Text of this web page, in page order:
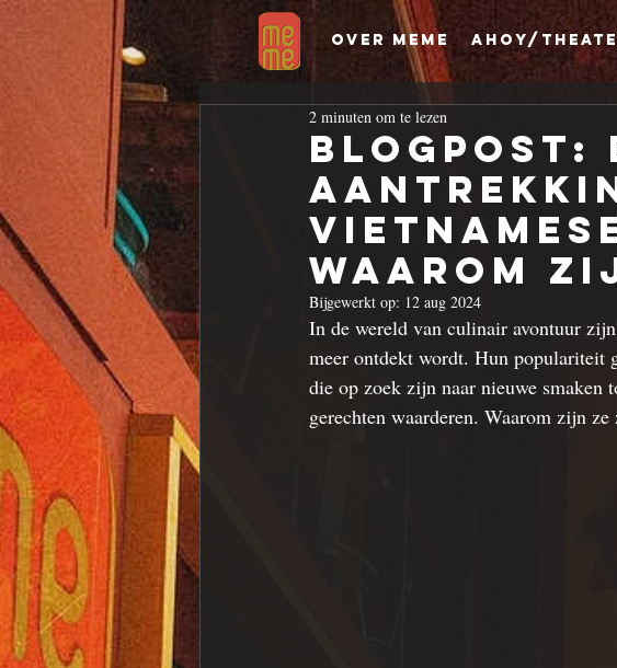
Over MeMe Ahoy/
Blogpost:
Waarom
2 minuten om te lezen
Bijgewerkt op: 12 aug 2024
In de wereld van culinair avontuur zijn
meer ontdekt wordt. Hun populariteit
die op zoek zijn naar nieuwe smaken
gerechten waarderen. Waarom zijn